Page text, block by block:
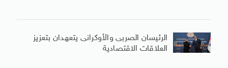
الرئيسان الصربى والأوكرانى يتعهدان بتعزيز
العلاقات الاقتصادية